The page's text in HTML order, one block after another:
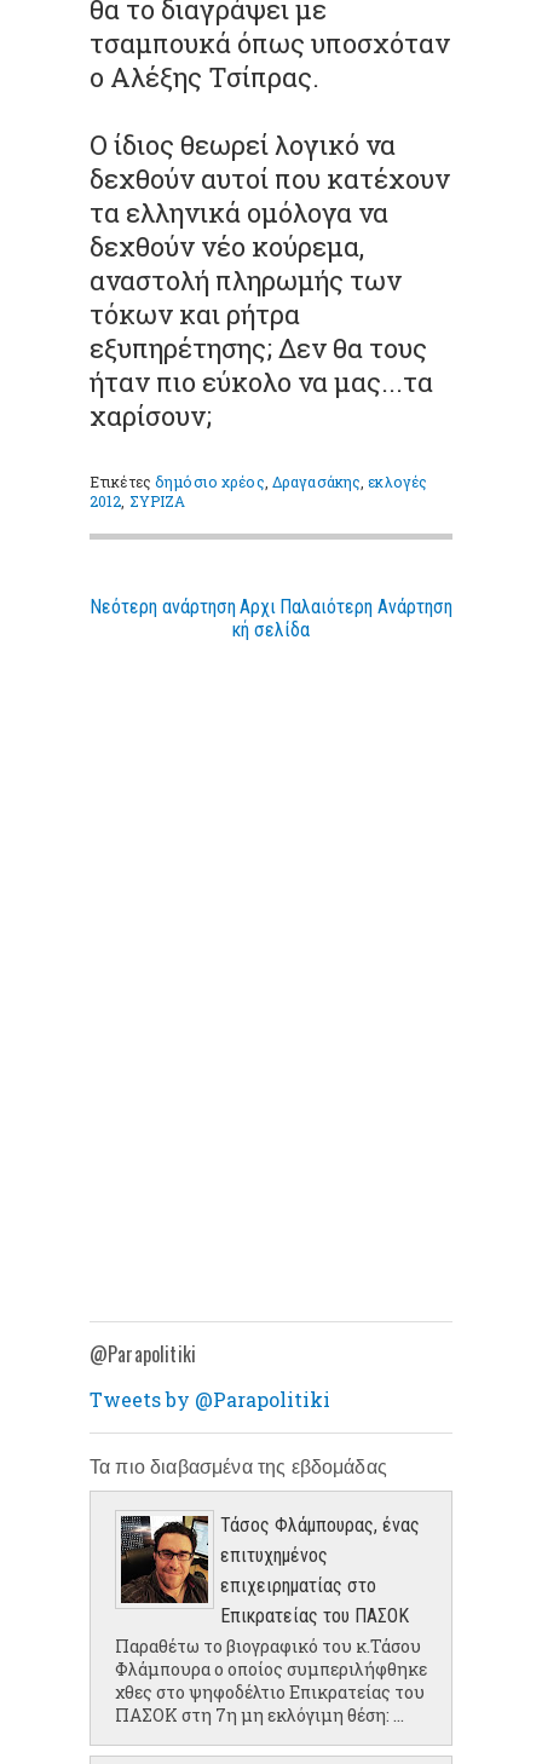
θα το διαγράψει με
τσαμπουκά όπως υποσχόταν
ο Αλέξης Τσίπρας.
Ο ίδιος θεωρεί λογικό να
δεχθούν αυτοί που κατέχουν
τα ελληνικά ομόλογα να
δεχθούν νέο κούρεμα,
αναστολή πληρωμής των
τόκων και ρήτρα
εξυπηρέτησης; Δεν θα τους
ήταν πιο εύκολο να μας...τα
χαρίσουν;
Ετικέτεςδημόσιο χρέος Δραγασάκης εκλογές
2012 ΣΥΡΙΖΑ
Νεότερη ανάρτηση Παλαιότερη Ανάρτηση
Αρχι
κή σελίδα
@Parapolitiki
Tweets by @Parapolitiki
Τα πιο διαβασμένα της εβδομάδας
Τάσος Φλάμπουρας, ένας
επιτυχημένος
επιχειρηματίας στο
Επικρατείας του ΠΑΣΟΚ
Παραθέτω το βιογραφικό του κ.Τάσου
Φλάμπουρα ο οποίος συμπεριλήφθηκε
χθες στο ψηφοδέλτιο Επικρατείας του
ΠΑΣΟΚ στη 7η μη εκλόγιμη θέση: ...